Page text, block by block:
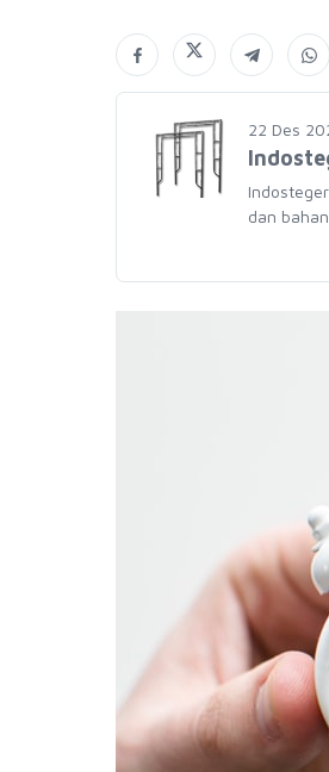
22 Des
dan